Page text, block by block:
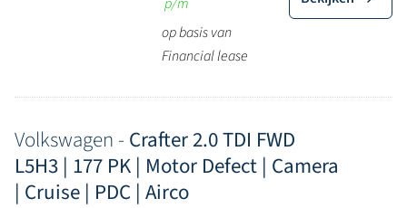
op basis van
Financial lease
Volkswagen - Crafter 2.0 TDI FWD
L5H3 | 177 PK | Motor Defect | Camera
| Cruise | PDC | Airco